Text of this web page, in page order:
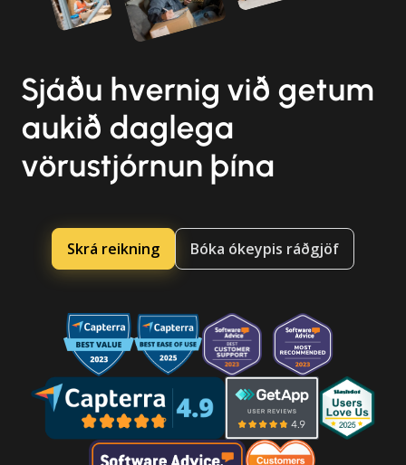
Sjáðu hvernig við getum
aukið daglega
vörustjórnun þína
Skrá reikning Bóka ókeypis ráðgjöf